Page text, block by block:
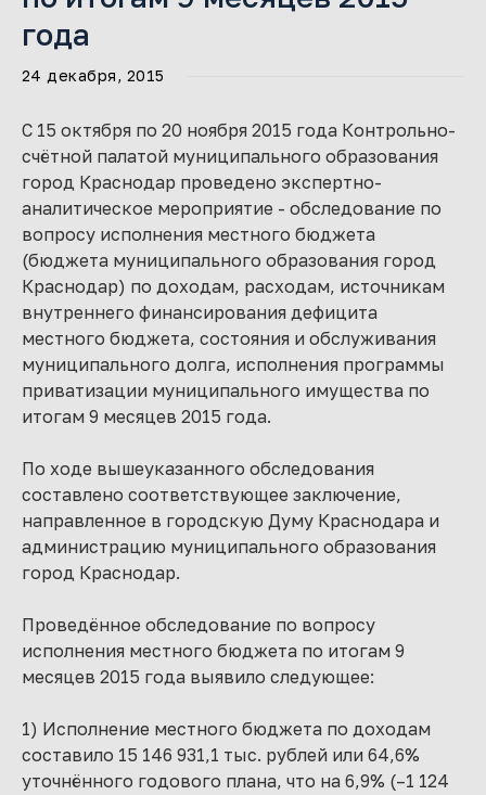
года
24 декабря, 2015
С 15 октября по 20 ноября 2015 года Контрольно-
счётной палатой муниципального образования
город Краснодар проведено экспертно-
аналитическое мероприятие - обследование по
вопросу исполнения местного бюджета
(бюджета муниципального образования город
Краснодар) по доходам, расходам, источникам
внутреннего финансирования дефицита
местного бюджета, состояния и обслуживания
муниципального долга, исполнения программы
приватизации муниципального имущества по
итогам 9 месяцев 2015 года.
По ходе вышеуказанного обследования
составлено соответствующее заключение,
направленное в городскую Думу Краснодара и
администрацию муниципального образования
город Краснодар.
Проведённое обследование по вопросу
исполнения местного бюджета по итогам 9
месяцев 2015 года выявило следующее:
1) Исполнение местного бюджета по доходам
составило 15 146 931,1 тыс. рублей или 64,6%
уточнённого годового плана, что на 6,9% (–1 124